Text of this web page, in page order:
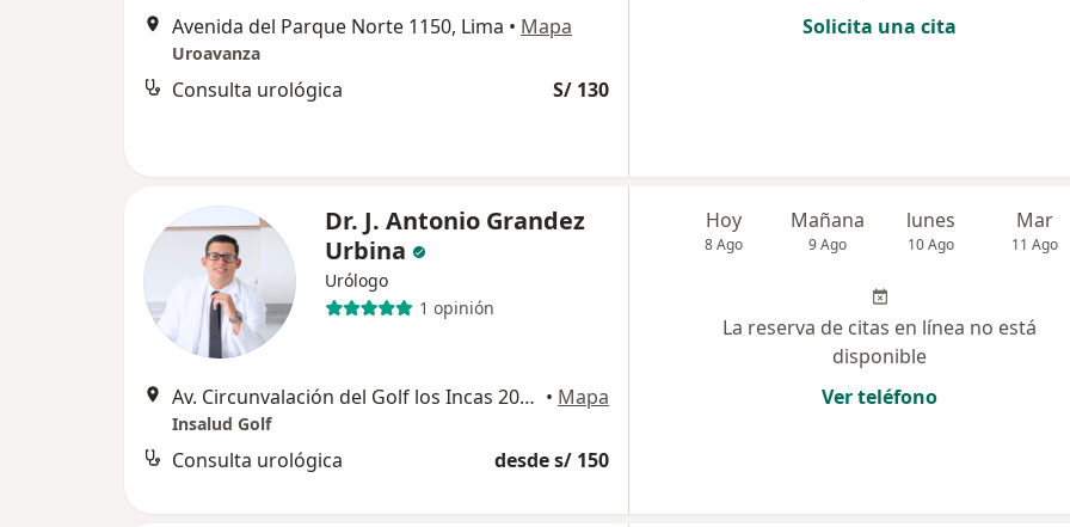
Avenida del Parque Norte 1150, Lima • Mapa
Uroavanza
Consulta urológica S/ 130
Solicita una cita
Dr. J. Antonio Grandez
Urbina
Urólogo
1 opinión
Av. Circunvalación del Golf los Incas 206, Surco • Mapa
Insalud Golf
Consulta urológica desde s/ 150
Hoy
8 Ago
Mañana
9 Ago
lunes
10 Ago
Mar
11 Ago
La reserva de citas en línea no está
disponible
Ver teléfono